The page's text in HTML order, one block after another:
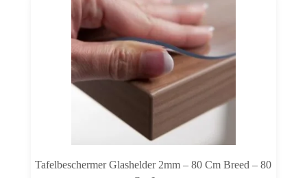
Tafelbeschermer Glashelder 2mm – 80 Cm Breed – 80